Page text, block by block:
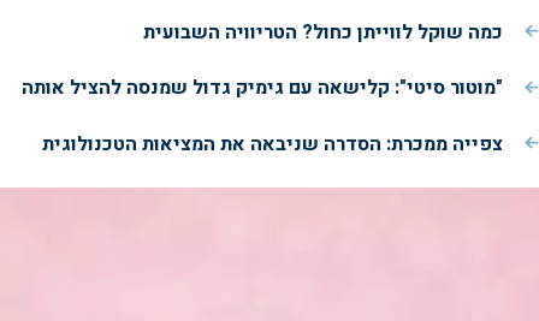
כמה שוקל לווייתן כחול? הטריוויה השבועית
"מוטור סיטי": קלישאה עם גימיק גדול שמנסה להציל אותה
צפייה ממכרת: הסדרה שניבאה את המציאות הטכנולוגית